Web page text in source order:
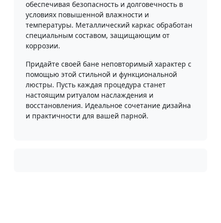
обеспечивая безопасность и долговечность в
условиях повышенной влажности и
температуры. Металлический каркас обработан
специальным составом, защищающим от
коррозии.
Придайте своей бане неповторимый характер с
помощью этой стильной и функциональной
люстры. Пусть каждая процедура станет
настоящим ритуалом наслаждения и
восстановления. Идеальное сочетание дизайна
и практичности для вашей парной.